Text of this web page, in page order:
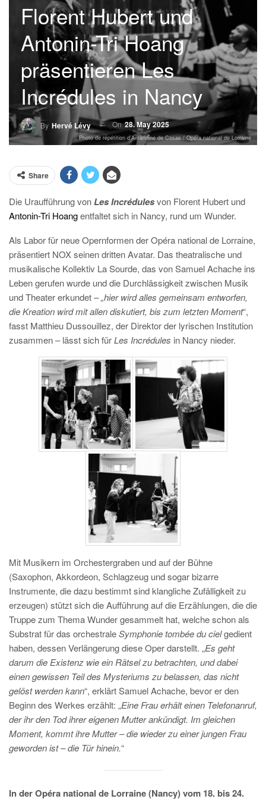
Florent Hubert und
Antonin-Tri Hoang
präsentieren Les
Incrédules in Nancy
By Hervé Lévy On28. May 2025
Photo de répétition d'Amandine de Cosas / Opéra national de Lorraine
Share
Die Uraufführung vonLes Incrédulesvon Florent Hubert und
Antonin-Tri Hoangentfaltet sich in Nancy, rund um Wunder.
Als Labor für neue Opernformen der Opéra national de Lorraine,
präsentiert NOX seinen dritten Avatar. Das theatralische und
musikalische Kollektiv La Sourde, das von Samuel Achache ins
Leben gerufen wurde und die Durchlässigkeit zwischen Musik
und Theater erkundet –„hier wird alles gemeinsam entworfen,
die Kreation wird mit allen diskutiert, bis zum letzten Moment“,
fasst Matthieu Dussouillez, der Direktor der lyrischen Institution
zusammen – lässt sich fürLes Incrédules in Nancy nieder.
Mit Musikern im Orchestergraben und auf der Bühne
(Saxophon, Akkordeon, Schlagzeug und sogar bizarre
Instrumente, die dazu bestimmt sind klangliche Zufälligkeit zu
erzeugen) stützt sich die Aufführung auf die Erzählungen, die die
Truppe zum Thema Wunder gesammelt hat, welche schon als
Substrat für das orchestraleSymphonie tombée du cielgedient
haben, dessen Verlängerung diese Oper darstellt. „Es geht
darum die Existenz wie ein Rätsel zu betrachten, und dabei
einen gewissen Teil des Mysteriums zu belassen, das nicht
gelöst werden kann“, erklärt Samuel Achache, bevor er den
Beginn des Werkes erzählt: „Eine Frau erhält einen Telefonanruf,
der ihr den Tod ihrer eigenen Mutter ankündigt. Im gleichen
Moment, kommt ihre Mutter – die wieder zu einer jungen Frau
geworden ist – die Tür hinein.“
In der Opéra national de Lorraine (Nancy) vom 18. bis 24.